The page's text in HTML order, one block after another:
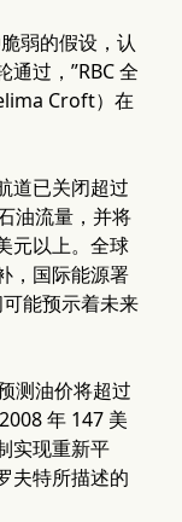
弱的假设，认
过，”RBC 全
Croft）在
道已关闭超过
油流量，并将
元以上。全球
，国际能源署
可能预示着未来
测油价将超过
年 147 美
实现重新平
夫特所描述的